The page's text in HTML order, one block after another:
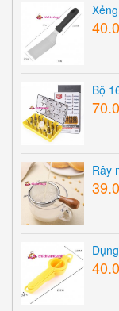
Bộ
Rây